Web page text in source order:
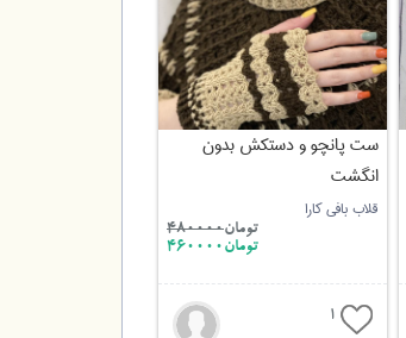
ست پانچو و دستکش بدون
انگشت
قلاب بافی کارا
تومان480000
تومان460000
1